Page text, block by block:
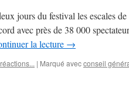
jours du festival les escales
avec près de 38 000
la lecture →
| Marqué avecconseil